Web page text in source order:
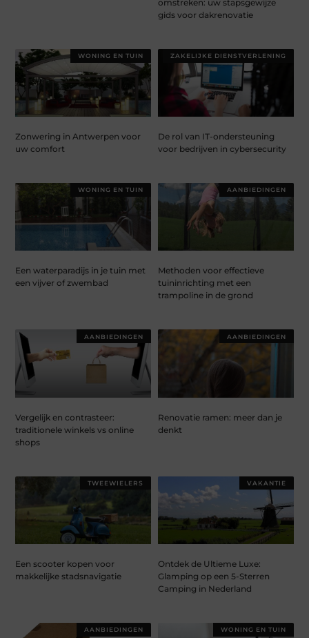
omstreken: uw stapsgewijze
gids voor dakrenovatie
WONING EN TUIN
Zonwering in Antwerpen voor
uw comfort
ZAKELIJKE DIENSTVERLENING
De rol van IT-ondersteuning
voor bedrijven in cybersecurity
WONING EN TUIN
Een waterparadijs in je tuin met
een vijver of zwembad
AANBIEDINGEN
Methoden voor effectieve
tuininrichting met een
trampoline in de grond
AANBIEDINGEN
Vergelijk en contrasteer:
traditionele winkels vs online
shops
AANBIEDINGEN
Renovatie ramen: meer dan je
denkt
TWEEWIELERS
Een scooter kopen voor
makkelijke stadsnavigatie
VAKANTIE
Ontdek de Ultieme Luxe:
Glamping op een 5-Sterren
Camping in Nederland
AANBIEDINGEN WONING EN TUIN